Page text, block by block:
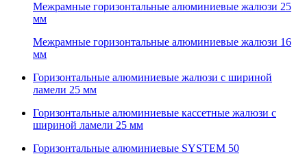
Межрамные горизонтальные алюминиевые жалюзи 25
мм
Межрамные горизонтальные алюминиевые жалюзи 16
мм
Горизонтальные алюминиевые жалюзи с шириной
ламели 25 мм
Горизонтальные алюминиевые кассетные жалюзи с
шириной ламели 25 мм
Горизонтальные алюминиевые SYSTEM 50